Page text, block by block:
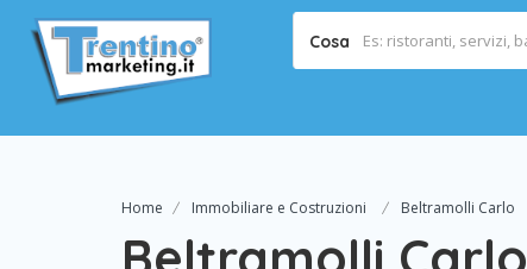
Cosa
Home Immobiliare e Costruzioni Beltramolli Carlo